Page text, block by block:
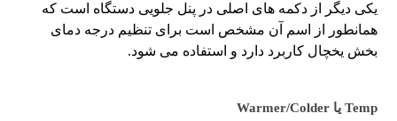
یکی دیگر از دکمه های اصلی در پنل جلویی دستگاه است که
همانطور از اسم آن مشخص است برای تنظیم درجه دمای
بخش یخچال کاربرد دارد و استفاده می شود.
Temp یا Warmer/Colder